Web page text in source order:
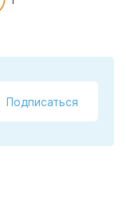
Подписаться